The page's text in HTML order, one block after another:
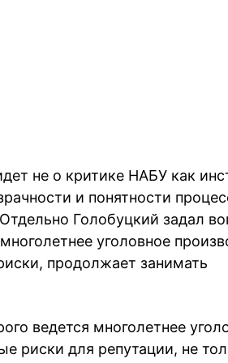
не о критике НАБУ как
и понятности
Голобуцкий задал
уголовное
продолжает занимать
ведется многолетнее
риски для репутации, не